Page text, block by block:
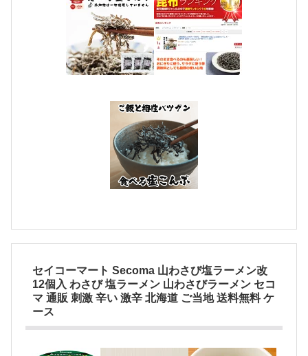
セイコーマート Secoma 山わさび塩ラーメン改
12個入 わさび 塩ラーメン 山わさびラーメン セコ
マ 通販 刺激 辛い 激辛 北海道 ご当地 送料無料 ケ
ース